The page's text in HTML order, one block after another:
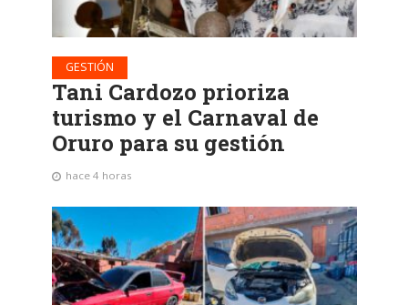
GESTIÓN
Tani Cardozo prioriza
turismo y el Carnaval de
Oruro para su gestión
hace 4 horas